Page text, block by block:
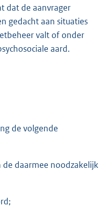
dat de aanvrager
gedacht aan situaties
valt of onder
aard.
de volgende
daarmee noodzakelijk